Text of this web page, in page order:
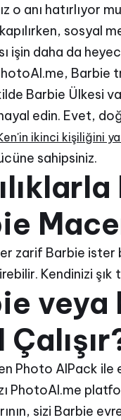
o anı hatırlıyor
sosyal
işin daha da
Barbie
Barbie Ülkesi
edin. Evet,
ikinci kişiliğini
sahipsiniz.
zarif Barbie
Kendinizi şık
veya
Photo AIPack
PhotoAI.me
sizi Barbie